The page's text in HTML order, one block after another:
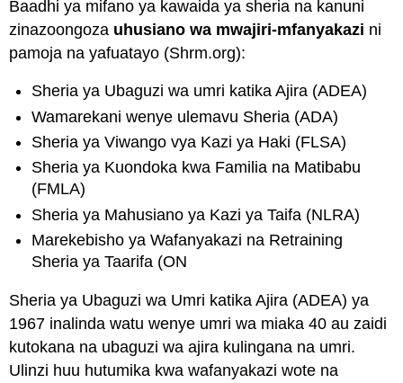
Baadhi ya mifano ya kawaida ya sheria na kanuni
zinazoongoza uhusiano wa mwajiri-mfanyakazi ni
pamoja na yafuatayo (Shrm.org):
Sheria ya Ubaguzi wa umri katika Ajira (ADEA)
Wamarekani wenye ulemavu Sheria (ADA)
Sheria ya Viwango vya Kazi ya Haki (FLSA)
Sheria ya Kuondoka kwa Familia na Matibabu
(FMLA)
Sheria ya Mahusiano ya Kazi ya Taifa (NLRA)
Marekebisho ya Wafanyakazi na Retraining
Sheria ya Taarifa (ON
Sheria ya Ubaguzi wa Umri katika Ajira (ADEA) ya
1967 inalinda watu wenye umri wa miaka 40 au zaidi
kutokana na ubaguzi wa ajira kulingana na umri.
Ulinzi huu hutumika kwa wafanyakazi wote na